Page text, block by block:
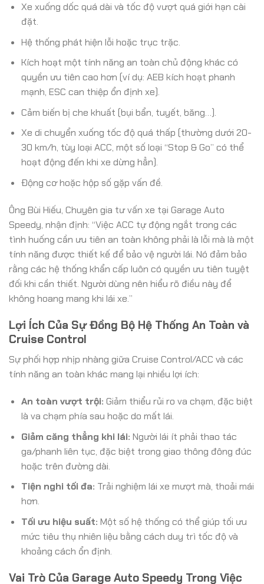
Xe xuống dốc quá dài và tốc độ vượt quá giới hạn cài
đặt.
Hệ thống phát hiện lỗi hoặc trục trặc.
Kích hoạt một tính năng an toàn chủ động khác có
quyền ưu tiên cao hơn (ví dụ: AEB kích hoạt phanh
mạnh, ESC can thiệp ổn định xe).
Cảm biến bị che khuất (bụi bẩn, tuyết, băng…).
Xe di chuyển xuống tốc độ quá thấp (thường dưới 20-
30 km/h, tùy loại ACC, một số loại “Stop & Go” có thể
hoạt động đến khi xe dừng hẳn).
Động cơ hoặc hộp số gặp vấn đề.
Ông Bùi Hiếu, Chuyên gia tư vấn xe tại Garage Auto
Speedy, nhận định: “Việc ACC tự động ngắt trong các
tình huống cần ưu tiên an toàn không phải là lỗi mà là một
tính năng được thiết kế để bảo vệ người lái. Nó đảm bảo
rằng các hệ thống khẩn cấp luôn có quyền ưu tiên tuyệt
đối khi cần thiết. Người dùng nên hiểu rõ điều này để
không hoang mang khi lái xe.”
Lợi Ích Của Sự Đồng Bộ Hệ Thống An Toàn và
Cruise Control
Sự phối hợp nhịp nhàng giữa Cruise Control/ACC và các
tính năng an toàn khác mang lại nhiều lợi ích:
An toàn vượt trội: Giảm thiểu rủi ro va chạm, đặc biệt
là va chạm phía sau hoặc do mất lái.
Giảm căng thẳng khi lái: Người lái ít phải thao tác
ga/phanh liên tục, đặc biệt trong giao thông đông đúc
hoặc trên đường dài.
Tiện nghi tối đa: Trải nghiệm lái xe mượt mà, thoải mái
hơn.
Tối ưu hiệu suất: Một số hệ thống có thể giúp tối ưu
mức tiêu thụ nhiên liệu bằng cách duy trì tốc độ và
khoảng cách ổn định.
Vai Trò Của Garage Auto Speedy Trong Việc